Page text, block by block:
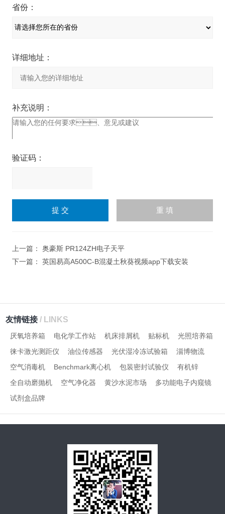
省份：
详细地址：
补充说明：
验证码：
上一篇： 奥豪斯 PR124ZH电子天平
下一篇： 英国易高A500C-B混凝土秋葵视频app下载安装
友情链接/ LINKS
厌氧培养箱 电化学工作站 机床排屑机 贴标机
光照培养箱
徕卡激光测距仪
油位传感器 光伏湿冷冻试验箱
淄博物流
空气消毒机
Benchmark离心机 包装密封试验仪
有机锌
全自动磨抛机
空气净化器 黄沙水泥市场
多功能电子内窥镜
试剂盒品牌